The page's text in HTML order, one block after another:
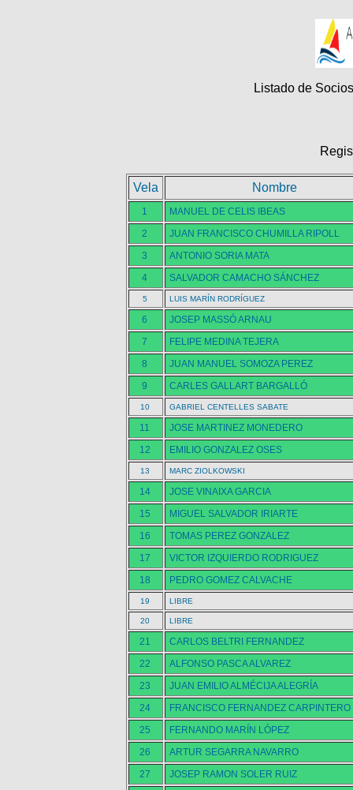
Listado de
Vela Nombre
1
MANUEL DE CELIS IBEAS
2
JUAN FRANCISCO CHUMILLA RIPOLL
3
ANTONIO SORIA MATA
4
SALVADOR CAMACHO SÁNCHEZ
5 LUIS MARÍN RODRÍGUEZ
6
JOSEP MASSÓ ARNAU
7
FELIPE MEDINA TEJERA
8
JUAN MANUEL SOMOZA PEREZ
9
CARLES GALLART BARGALLÓ
10 GABRIEL CENTELLES SABATE
11
JOSE MARTINEZ MONEDERO
12
EMILIO GONZALEZ OSES
13 MARC ZIOLKOWSKI
14
JOSE VINAIXA GARCIA
15
MIGUEL SALVADOR IRIARTE
16
TOMAS PEREZ GONZALEZ
17
VICTOR IZQUIERDO RODRIGUEZ
18
PEDRO GOMEZ CALVACHE
19 LIBRE
20 LIBRE
21
CARLOS BELTRI FERNANDEZ
22
ALFONSO PASCA ALVAREZ
23
JUAN EMILIO ALMÉCIJA ALEGRÍA
24
FRANCISCO FERNANDEZ CARPINTERO
25
FERNANDO MARÍN LÓPEZ
26
ARTUR SEGARRA NAVARRO
27
JOSEP RAMON SOLER RUIZ